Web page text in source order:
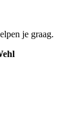
je graag.